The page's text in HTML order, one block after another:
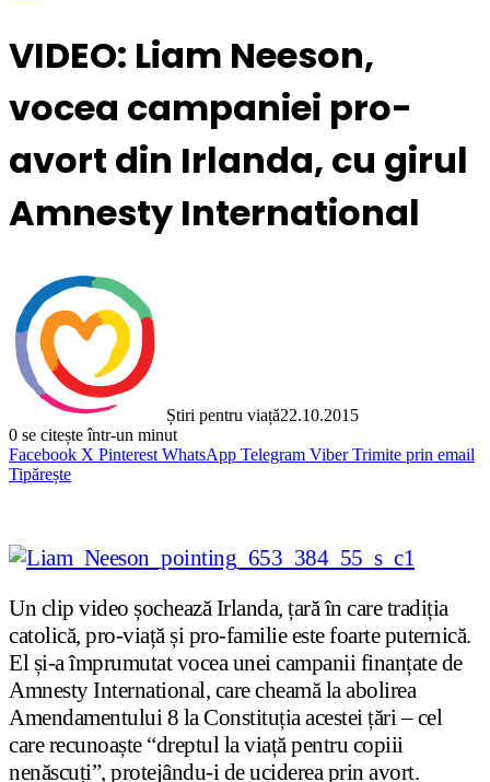
VIDEO: Liam Neeson,
vocea campaniei pro-
avort din Irlanda, cu girul
Amnesty International
Știri pentru viață22.10.2015
0 se citește într-un minut
Facebook X Pinterest WhatsApp Telegram Viber Trimite prin email
Tipărește
Un clip video șochează Irlanda, țară în care tradiția
catolică, pro-viață și pro-familie este foarte puternică.
El și-a împrumutat vocea unei campanii finanțate de
Amnesty International, care cheamă la abolirea
Amendamentului 8 la Constituția acestei țări – cel
care recunoaște “dreptul la viață pentru copiii
nenăscuți”, protejându-i de uciderea prin avort.